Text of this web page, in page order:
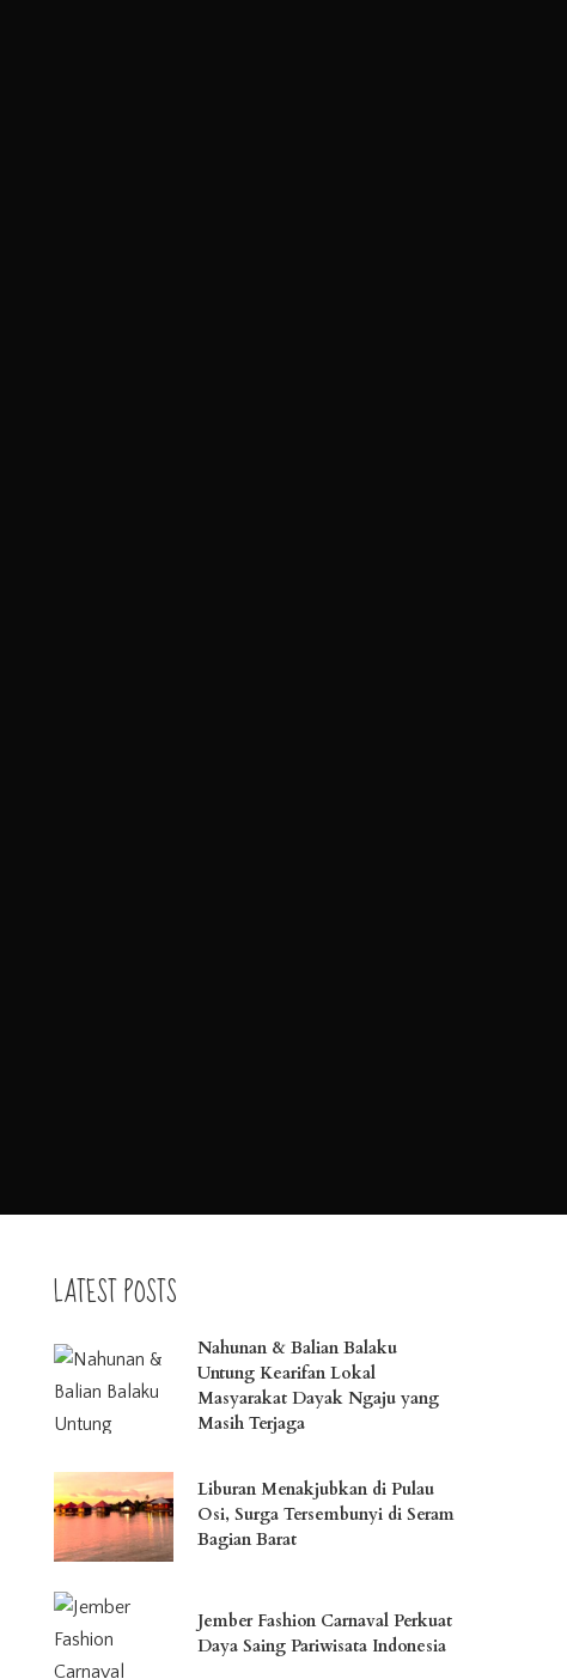
LATEST POSTS
Nahunan & Balian Balaku
Untung Kearifan Lokal
Masyarakat Dayak Ngaju yang
Masih Terjaga
Liburan Menakjubkan di Pulau
Osi, Surga Tersembunyi di Seram
Bagian Barat
Jember Fashion Carnaval Perkuat
Daya Saing Pariwisata Indonesia